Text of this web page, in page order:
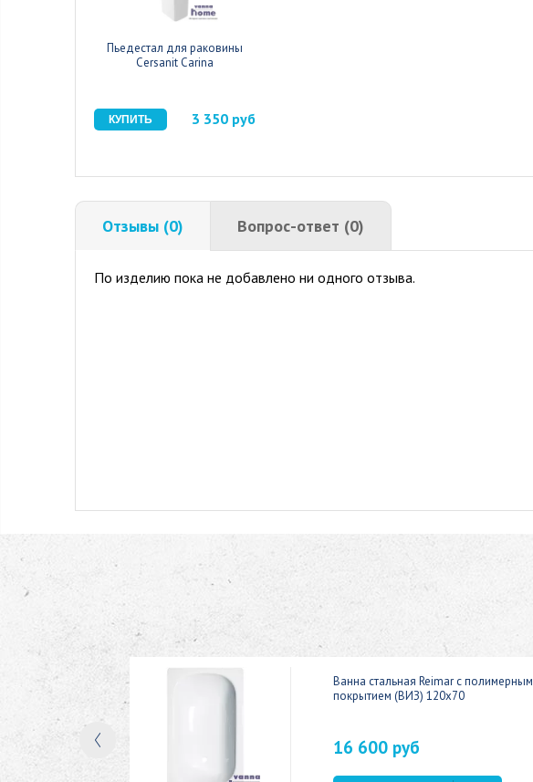
Пьедестал для раковины
Cersanit Carina
3 350 руб
Отзывы (0) Вопрос-ответ (0)
По изделию пока не добавлено ни одного отзыва.
150x70
Ванна стальная Reimar с полимерным
покрытием (ВИЗ) 120x70
16 600 руб